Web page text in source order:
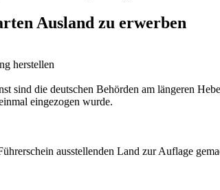
Ausland zu erwerben
herstellen
sind die deutschen Behörden am längeren
eingezogen wurde.
ausstellenden Land zur Auflage